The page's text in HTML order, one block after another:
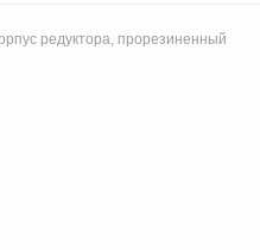
редуктора, прорезиненный